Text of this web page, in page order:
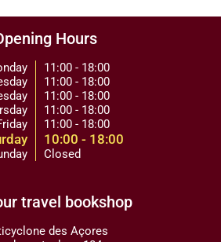
Hours
11:00 - 18:00
11:00 - 18:00
11:00 - 18:00
11:00 - 18:00
11:00 - 18:00
10:00 - 18:00
Closed
travel bookshop
des Açores